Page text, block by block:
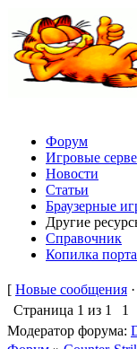
Форум
Игровые
Новости
Статьи
Браузерные
Другие
Справочник
Копилка
[ Новые сообщения ·
Страница 1 из 1
1
Модератор форума: